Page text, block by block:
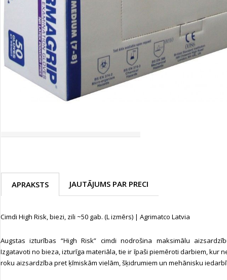
Palīglīdzekļi augu audzēšanai
Klientu Diena
Novatec - izcils mēslošanai arī
sezonas otrajā pusē!
Piedāvājums ābeļdārziem
APRAKSTS JAUTĀJUMS PAR PRECI
Cimdi High Risk, biezi, zili ~50 gab. (L izmērs) | Agrimatco Latvia
Augstas izturības “High Risk” cimdi nodrošina maksimālu
Izgatavoti no bieza, izturīga materiāla, tie ir īpaši piemēroti darbiem, kur
roku aizsardzība pret ķīmiskām vielām, šķidrumiem un mehānisku